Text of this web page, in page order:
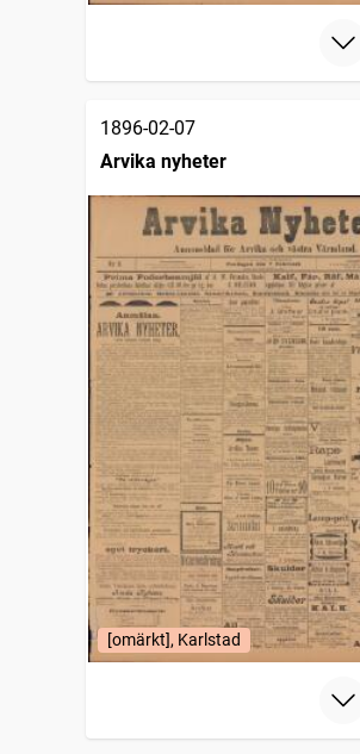
1896-02-07
Arvika nyheter
[omärkt], Karlstad